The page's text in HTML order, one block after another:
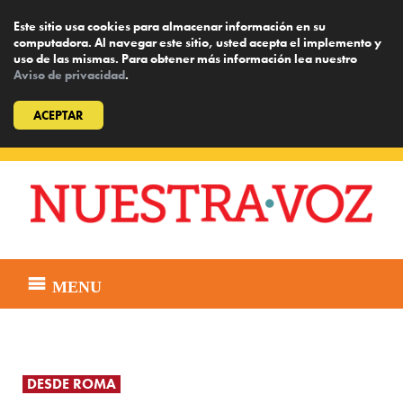
Este sitio usa cookies para almacenar información en su
computadora. Al navegar este sitio, usted acepta el implemento y
uso de las mismas. Para obtener más información lea nuestro
Aviso de privacidad.
ACEPTAR
content
MENU
DESDE ROMA